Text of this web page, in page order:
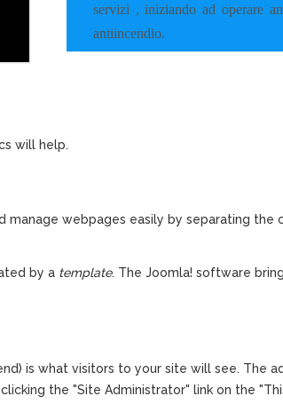
servizi , iniziando ad operare
antiincendio.
will help.
webpages easily by separating
by a template. The Joomla! software
is what visitors to your site will see. The
the "Site Administrator" link on the